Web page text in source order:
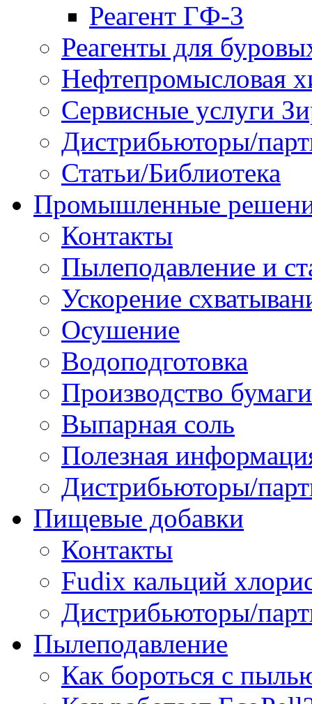
Реагент ГФ-3
Реагенты для
Нефтепромысловая
Сервисные услуги
Дистрибьюторы/
Статьи/Библиотека
Промышленные
Контакты
Пылеподавление и
Ускорение
Осушение
Водоподготовка
Производство бумаги
Выпарная соль
Полезная
Дистрибьюторы/
Пищевые добавки
Контакты
Fudix кальций
Дистрибьюторы/
Пылеподавление
Как бороться с